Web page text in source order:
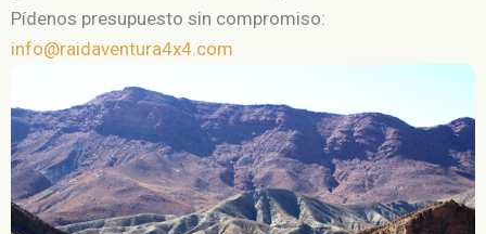
Pídenos presupuesto sin compromiso:
info@raidaventura4x4.com